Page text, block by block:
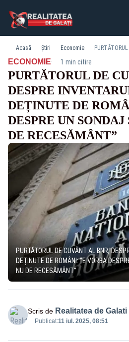
Acasă Știri Economie
ECONOMIE· 1 min citire
PURTĂTORUL DE
DESPRE
DEȚINUTE DE
DESPRE UN
DE RECESĂMÂNT”
PURTĂTORUL DE CUVÂNT AL BNR,
DEȚINUTE DE ROMÂNI: ”E VORBA
NU DE RECESĂMÂNT”
Scris de Realitatea de Galati
Publicat:11 iul. 2025, 08:51